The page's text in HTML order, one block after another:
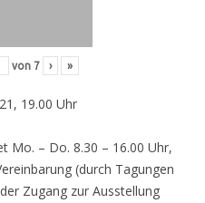
von 7 › »
19.00 Uhr
Mo. – Do. 8.30 – 16.00 Uhr,
(durch Tagungen
Zugang zur Ausstellung